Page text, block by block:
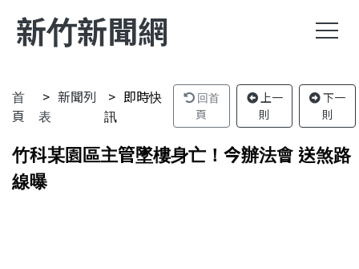
新竹新聞網
首
頁
新聞列
表
即時快
訊
回首
頁
上一
則
下一
則
竹科某園區主管墜樓身亡！今辦法會 送煞路
線曝